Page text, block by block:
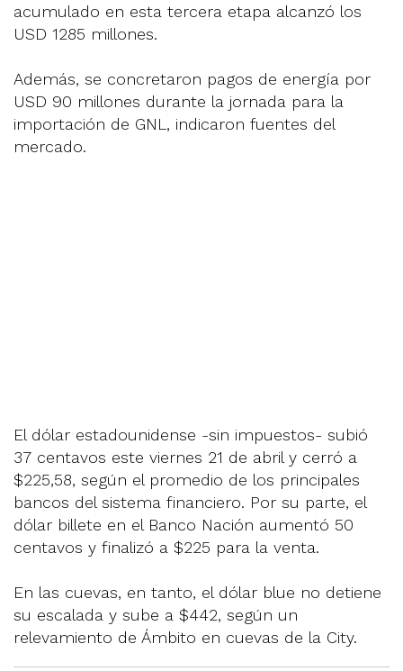
acumulado en esta tercera etapa alcanzó los
USD 1285 millones.
Además, se concretaron pagos de energía por
USD 90 millones durante la jornada para la
importación de GNL, indicaron fuentes del
mercado.
El dólar estadounidense -sin impuestos- subió
37 centavos este viernes 21 de abril y cerró a
$225,58, según el promedio de los principales
bancos del sistema financiero. Por su parte, el
dólar billete en el Banco Nación aumentó 50
centavos y finalizó a $225 para la venta.
En las cuevas, en tanto, el dólar blue no detiene
su escalada y sube a $442, según un
relevamiento de Ámbito en cuevas de la City.